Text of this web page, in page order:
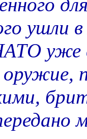
ушли
уже
оружие,